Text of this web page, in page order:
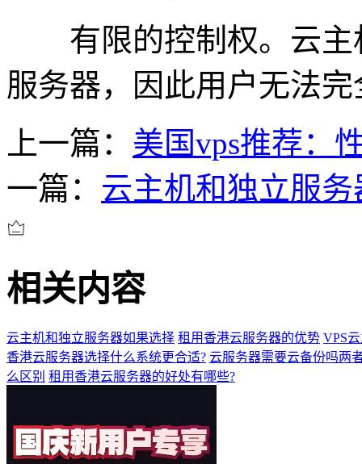
有限的控制权。云主
服务器，因此用户无法
上一篇： 美国vps推荐：
一篇： 云主机和独立服
相关内容
云主机和独立服务器如果选择 租用香港云服务器的优势 VPS
香港云服务器选择什么系统更合适? 云服务器需要云备份吗两
么区别 租用香港云服务器的好处有哪些?